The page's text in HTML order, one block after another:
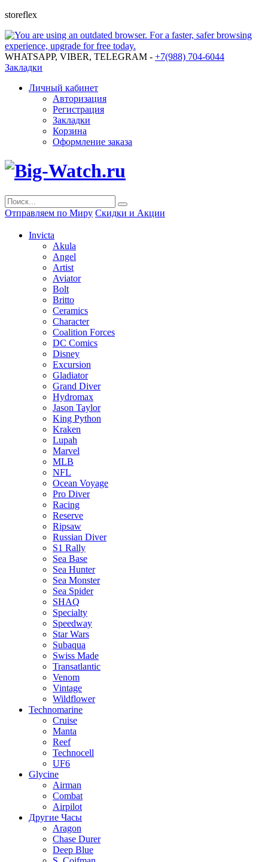
storeflex
WHATSAPP, VIBER, TELEGRAM - +7(988) 704-6044
Закладки
Личный кабинет
Авторизация
Регистрация
Закладки
Корзина
Оформление заказа
Отправляем по Миру Скидки и Акции
Invicta
Akula
Angel
Artist
Aviator
Bolt
Britto
Ceramics
Character
Coalition Forces
DC Comics
Disney
Excursion
Gladiator
Grand Diver
Hydromax
Jason Taylor
King Python
Kraken
Lupah
Marvel
MLB
NFL
Ocean Voyage
Pro Diver
Racing
Reserve
Ripsaw
Russian Diver
S1 Rally
Sea Base
Sea Hunter
Sea Monster
Sea Spider
SHAQ
Specialty
Speedway
Star Wars
Subaqua
Swiss Made
Transatlantic
Venom
Vintage
Wildflower
Technomarine
Cruise
Manta
Reef
Technocell
UF6
Glycine
Airman
Combat
Airpilot
Другие Часы
Aragon
Chase Durer
Deep Blue